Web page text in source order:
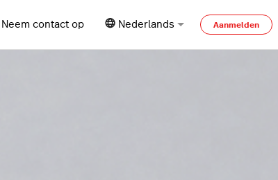
Neem contact op Nederlands Aanmelden